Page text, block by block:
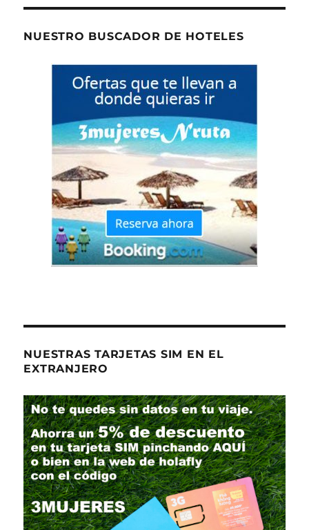
NUESTRO BUSCADOR DE HOTELES
NUESTRAS TARJETAS SIM EN EL
EXTRANJERO